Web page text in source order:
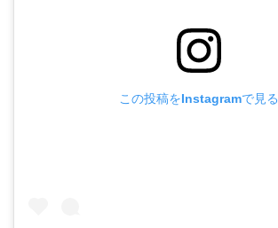
この投稿をInstagramで見る